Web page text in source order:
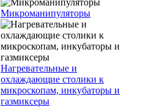
Микроманипуляторы
Нагревательные и
охлаждающие столики к
микроскопам, инкубаторы и
газмиксеры